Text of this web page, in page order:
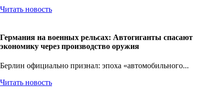
Читать новость
Германия на военных рельсах: Автогиганты спасают
экономику через производство оружия
Берлин официально признал: эпоха «автомобильного...
Читать новость